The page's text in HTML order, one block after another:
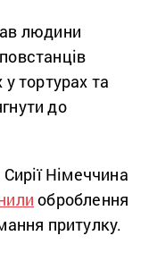
людини
тортурах та
до
Німеччина
оброблення
притулку.